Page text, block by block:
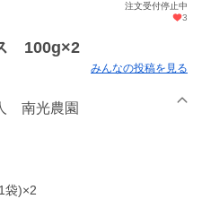
注文受付停止中
3
100g×2
みんなの投稿を見る
南光農園
袋)×2